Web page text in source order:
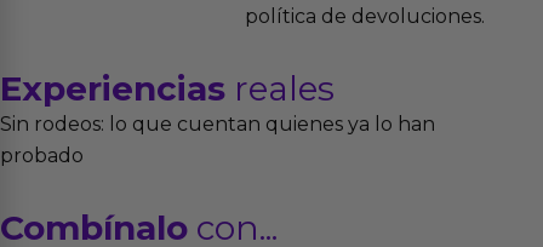
política de devoluciones.
Experiencias reales
Sin rodeos: lo que cuentan quienes ya lo han
probado
Combínalo con...